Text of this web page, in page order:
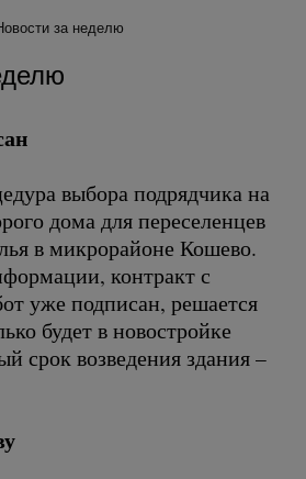
за неделю
выбора подрядчика на
дома для переселенцев
в микрорайоне Кошево.
контракт с
уже подписан, решается
будет в новостройке
срок возведения здания –